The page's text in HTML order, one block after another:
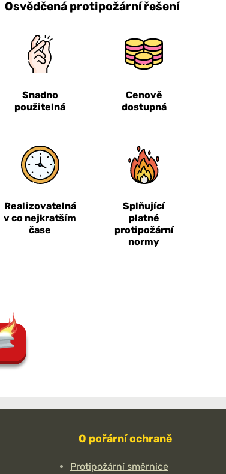
Osvědčená protipožární řešení
Snadno
použitelná
Cenově
dostupná
Realizovatelná
v co nejkratším
čase
Splňující
platné
protipožární
normy
O pořární ochraně
Protipožární směrnice